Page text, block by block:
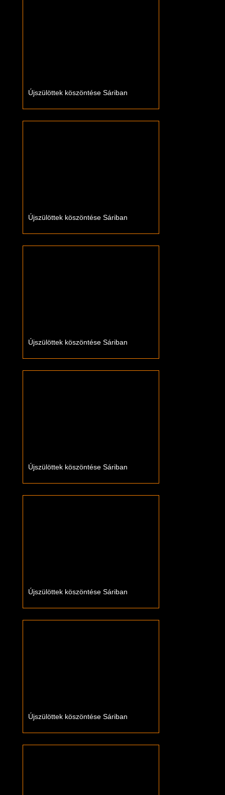
Újszülöttek köszöntése Sáriban
Újszülöttek köszöntése Sáriban
Újszülöttek köszöntése Sáriban
Újszülöttek köszöntése Sáriban
Újszülöttek köszöntése Sáriban
Újszülöttek köszöntése Sáriban